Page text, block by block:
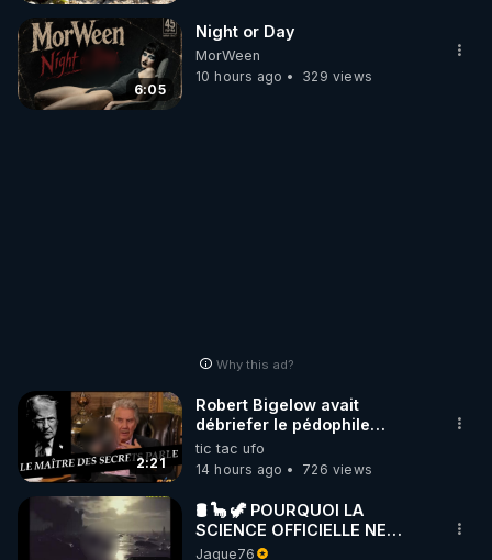
6:05
Night or Day
MorWeen
10 hours ago
329 views
Why this ad?
2:21
Robert Bigelow avait
débriefer le pédophile
génocidaire de donald j
trump
tic tac ufo
14 hours ago
726 views
🛢 🦕 🦖 POURQUOI LA
SCIENCE OFFICIELLE NE
CONNAÎT-ELLE PAS LA VRAIE
Jague76